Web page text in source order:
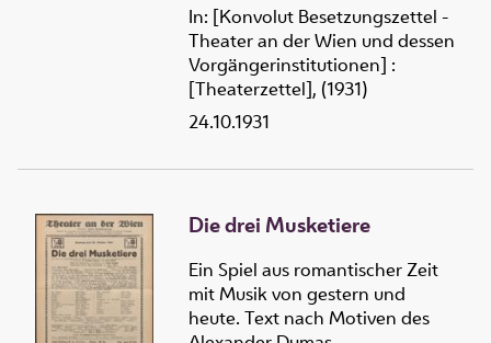
In: [Konvolut Besetzungszettel -
Theater an der Wien und dessen
Vorgängerinstitutionen] :
[Theaterzettel], (1931)
24.10.1931
Die drei Musketiere
Ein Spiel aus romantischer Zeit
mit Musik von gestern und
heute. Text nach Motiven des